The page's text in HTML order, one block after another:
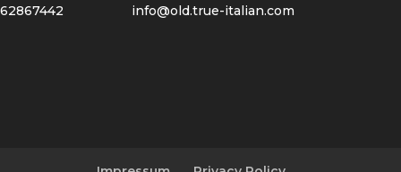
62867442
info@old.true-italian.com